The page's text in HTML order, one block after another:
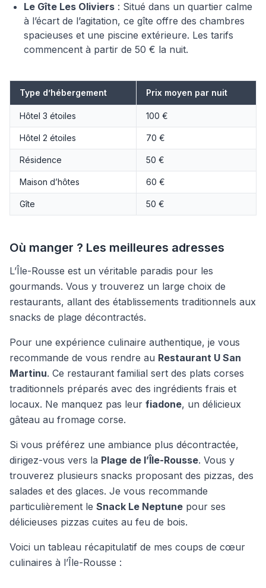
Le Gîte Les Oliviers : Situé dans un quartier calme
à l’écart de l’agitation, ce gîte offre des chambres
spacieuses et une piscine extérieure. Les tarifs
commencent à partir de 50 € la nuit.
Type d’hébergement Prix moyen par nuit
Hôtel 3 étoiles 100 €
Hôtel 2 étoiles 70 €
Résidence 50 €
Maison d’hôtes 60 €
Gîte 50 €
Où manger ? Les meilleures adresses
L’Île-Rousse est un véritable paradis pour les
gourmands. Vous y trouverez un large choix de
restaurants, allant des établissements traditionnels aux
snacks de plage décontractés.
Pour une expérience culinaire authentique, je vous
recommande de vous rendre au Restaurant U San
Martinu. Ce restaurant familial sert des plats corses
traditionnels préparés avec des ingrédients frais et
locaux. Ne manquez pas leur fiadone, un délicieux
gâteau au fromage corse.
Si vous préférez une ambiance plus décontractée,
dirigez-vous vers la Plage de l’Île-Rousse. Vous y
trouverez plusieurs snacks proposant des pizzas, des
salades et des glaces. Je vous recommande
particulièrement le Snack Le Neptune pour ses
délicieuses pizzas cuites au feu de bois.
Voici un tableau récapitulatif de mes coups de cœur
culinaires à l’Île-Rousse :